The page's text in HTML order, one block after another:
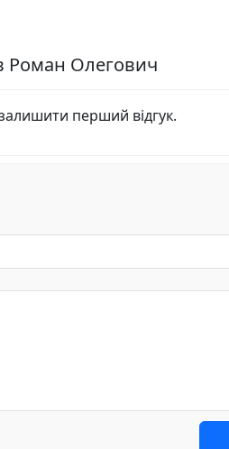
Роман Олегович
перший відгук.